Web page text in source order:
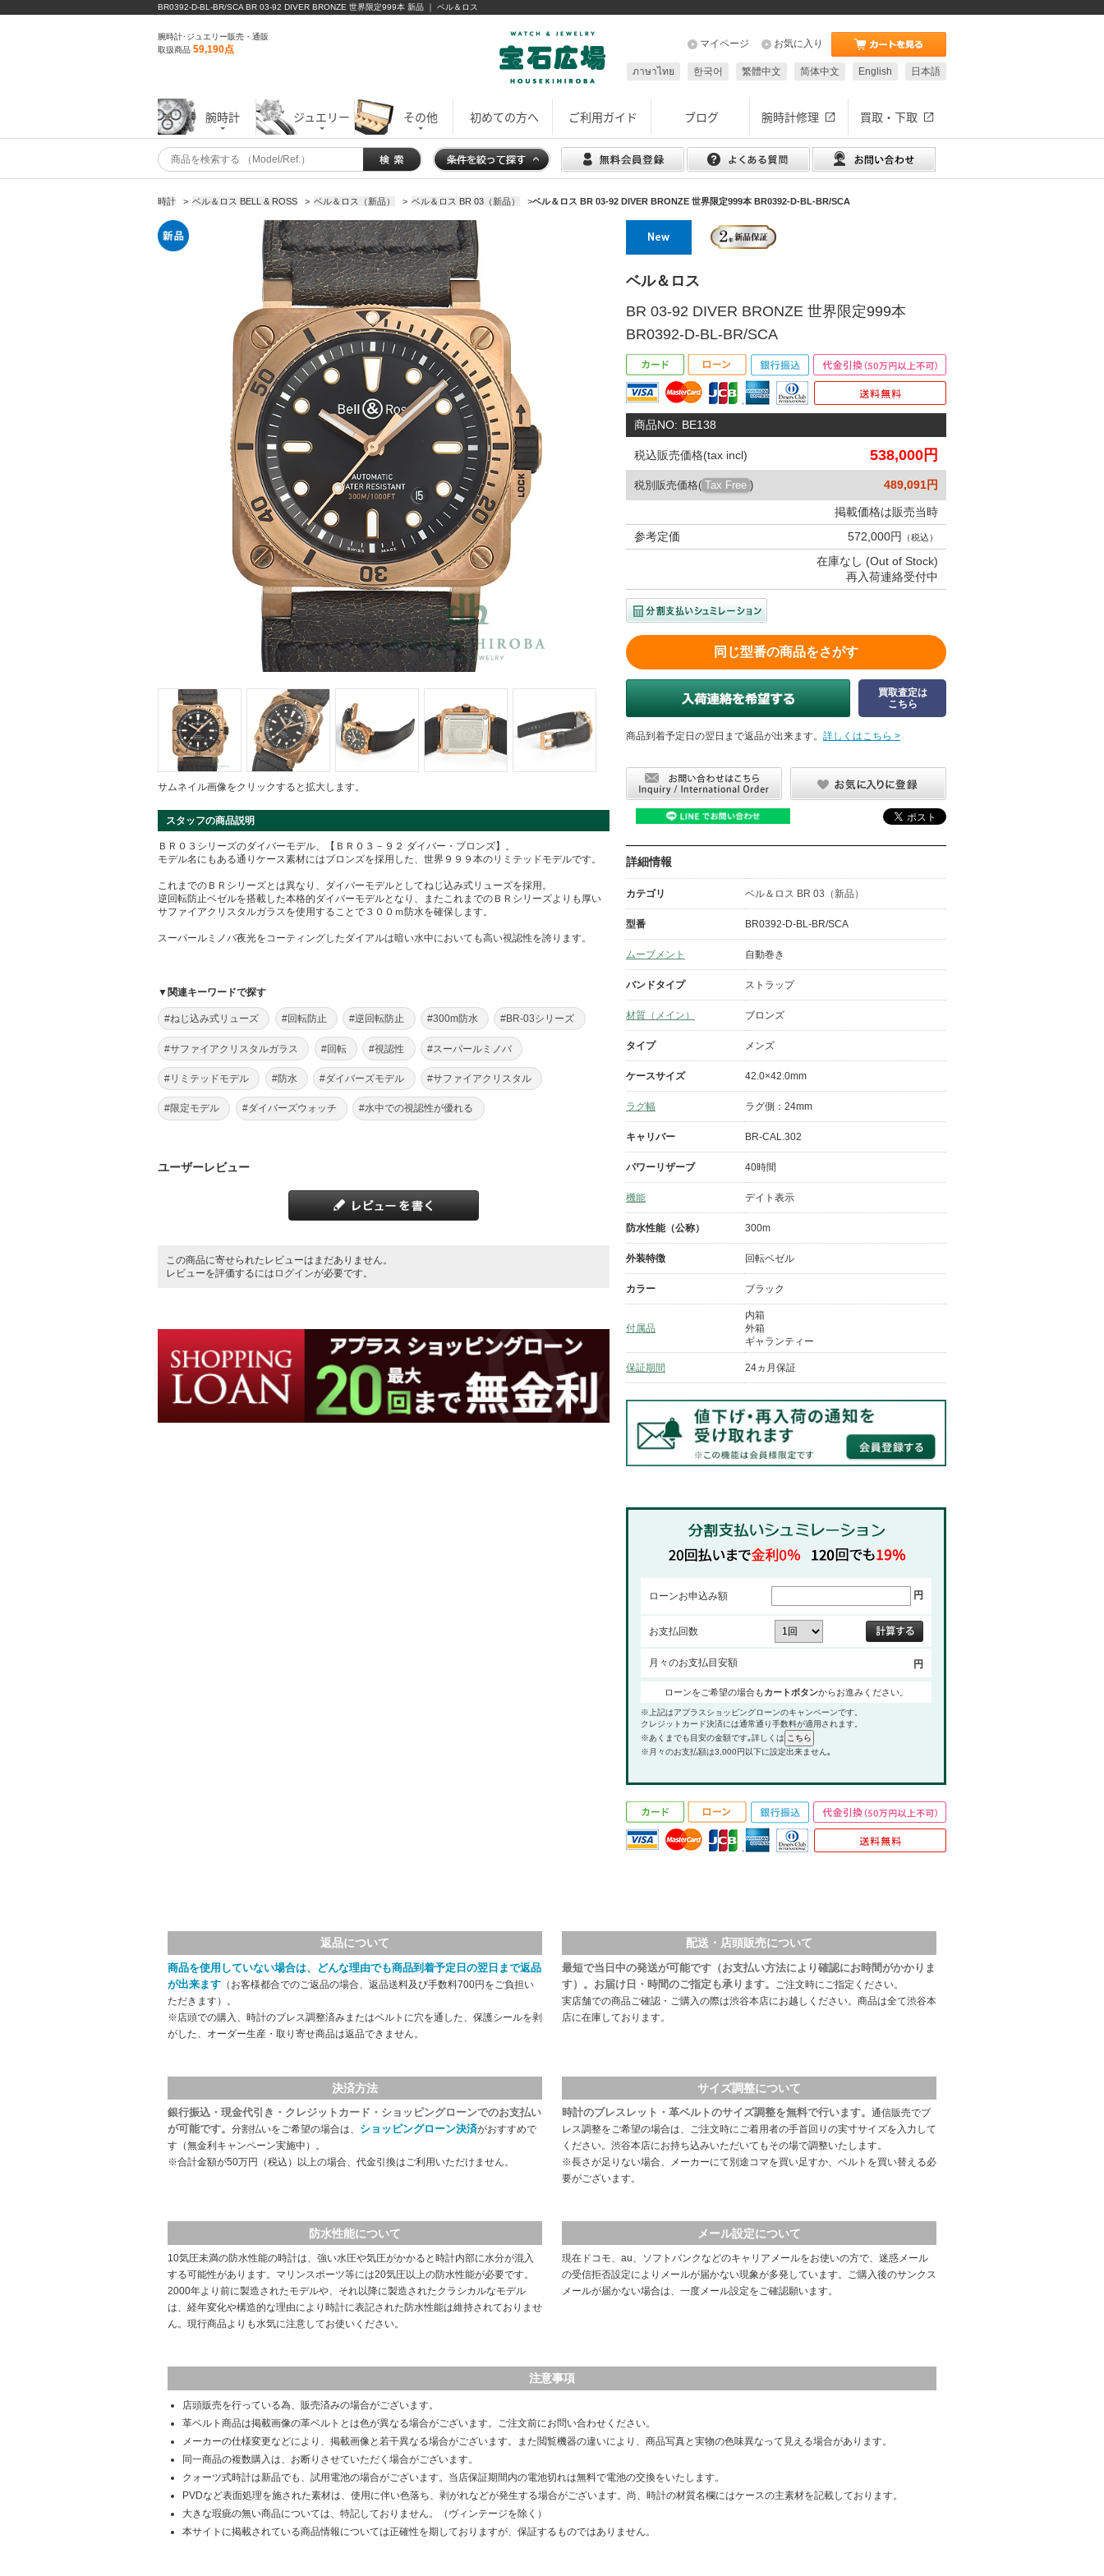
BR0392-D-BL-BR/SCA BR 03-92 DIVER BRONZE 世界限定999本 新品 ｜ ベル＆ロス
腕時計･ジュエリー販売・通販
取扱商品 59,190点 お気に入り
マイページ
日本語
English
简体中文
繁體中文
한국어
ภาษาไทย
腕時計 ジュエリー その他 初めての方へ ご利用ガイド ブログ 腕時計修理 買取・下取
時計 > ベル＆ロス BELL & ROSS > ベル＆ロス（新品） > ベル＆ロス BR 03（新品） >ベル＆ロス BR 03-92 DIVER BRONZE 世界限定999本 BR0392-D-BL-BR/SCA
サムネイル画像をクリックすると拡大します。
スタッフの商品説明
ＢＲ０３シリーズのダイバーモデル、【ＢＲ０３－９２ ダイバー・ブロンズ】。
モデル名にもある通りケース素材にはブロンズを採用した、世界９９９本のリミテッドモデルです。
これまでのＢＲシリーズとは異なり、ダイバーモデルとしてねじ込み式リューズを採用。
逆回転防止ベゼルを搭載した本格的ダイバーモデルとなり、またこれまでのＢＲシリーズよりも厚い
サファイアクリスタルガラスを使用することで３００ｍ防水を確保します。
スーパールミノバ夜光をコーティングしたダイアルは暗い水中においても高い視認性を誇ります。
▼関連キーワードで探す
#ねじ込み式リューズ #回転防止 #逆回転防止 #300m防水 #BR-03シリーズ
#サファイアクリスタルガラス #回転 #視認性 #スーパールミノバ
#リミテッドモデル #防水 #ダイバーズモデル #サファイアクリスタル
#限定モデル #ダイバーズウォッチ #水中での視認性が優れる
ユーザーレビュー
この商品に寄せられたレビューはまだありません。
レビューを評価するには ログインが必要です。
ベル＆ロス
BR 03-92 DIVER BRONZE 世界限定999本
BR0392-D-BL-BR/SCA
商品NO: BE138
税込販売価格(tax incl) 538,000円
税別販売価格( Tax Free ) 489,091円
掲載価格は販売当時
参考定価
572,000円 （税込）
在庫なし (Out of Stock)
再入荷連絡受付中
同じ型番の商品をさがす
買取査定は
こちら
商品到着予定日の翌日まで返品が出来ます。 詳しくはこちら >
詳細情報
カテゴリ ベル＆ロス BR 03（新品）
型番 BR0392-D-BL-BR/SCA
ムーブメント 自動巻き
バンドタイプ ストラップ
材質（メイン） ブロンズ
タイプ メンズ
ケースサイズ 42.0×42.0mm
ラグ幅 ラグ側：24mm
キャリバー BR-CAL.302
パワーリザーブ 40時間
機能 デイト表示
防水性能（公称） 300m
外装特徴 回転ベゼル
カラー ブラック
付属品
内箱
外箱
ギャランティー
保証期間 24ヵ月保証
ローンお申込み額 円
お支払回数
月々のお支払目安額 円
ローンをご希望の場合もカートボタンからお進みください。
※上記はアプラスショッピングローンのキャンペーンです。
クレジットカード決済には通常通り手数料が適用されます。
※あくまでも目安の金額です｡詳しくは
※月々のお支払額は3,000円以下に設定出来ません｡
返品について
商品を使用していない場合は、どんな理由でも商品到着予定日の翌日まで返品
が出来ます （お客様都合でのご返品の場合、返品送料及び手数料700円をご負担い
ただきます）。
※店頭での購入、時計のブレス調整済みまたはベルトに穴を通した、保護シールを剥
がした、オーダー生産・取り寄せ商品は返品できません。
配送・店頭販売について
最短で当日中の発送が可能です（お支払い方法により確認にお時間がかかりま
す）。お届け日・時間のご指定も承ります。
ご注文時にご指定ください。
実店舗での商品ご確認・ご購入の際は渋谷本店にお越しください。商品は全て渋谷本
店に在庫しております。
決済方法
銀行振込・現金代引き・クレジットカード・ショッピングローンでのお支払い
が可能です。 分割払いをご希望の場合は、 ショッピングローン決済がおすすめで
す（無金利キャンペーン実施中）。
※合計金額が50万円（税込）以上の場合、代金引換はご利用いただけません。
サイズ調整について
時計のブレスレット・革ベルトのサイズ調整を無料で行います。 通信販売でブ
レス調整をご希望の場合は、ご注文時にご着用者の手首回りの実寸サイズを入力して
ください。渋谷本店にお持ち込みいただいてもその場で調整いたします。
※長さが足りない場合、メーカーにて別途コマを買い足すか、ベルトを買い替える必
要がございます。
防水性能について
10気圧未満の防水性能の時計は、強い水圧や気圧がかかると時計内部に水分が混入
する可能性があります。マリンスポーツ等には20気圧以上の防水性能が必要です。
2000年より前に製造されたモデルや、それ以降に製造されたクラシカルなモデル
は、経年変化や構造的な理由により時計に表記された防水性能は維持されておりませ
ん。現行商品よりも水気に注意してお使いください。
メール設定について
現在ドコモ、au、ソフトバンクなどのキャリアメールをお使いの方で、迷惑メール
の受信拒否設定によりメールが届かない現象が多発しています。ご購入後のサンクス
メールが届かない場合は、一度メール設定をご確認願います。
注意事項
店頭販売を行っている為、販売済みの場合がございます。
革ベルト商品は掲載画像の革ベルトとは色が異なる場合がございます。ご注文前にお問い合わせください。
メーカーの仕様変更などにより、掲載画像と若干異なる場合がございます。また閲覧機器の違いにより、商品写真と実物の色味異なって見える場合があります。
同一商品の複数購入は、お断りさせていただく場合がございます。
クォーツ式時計は新品でも、試用電池の場合がございます。当店保証期間内の電池切れは無料で電池の交換をいたします。
PVDなど表面処理を施された素材は、使用に伴い色落ち、剥がれなどが発生する場合がございます。尚、時計の材質名欄にはケースの主素材を記載しております。
大きな瑕疵の無い商品については、特記しておりません。（ヴィンテージを除く）
本サイトに掲載されている商品情報については正確性を期しておりますが、保証するものではありません。